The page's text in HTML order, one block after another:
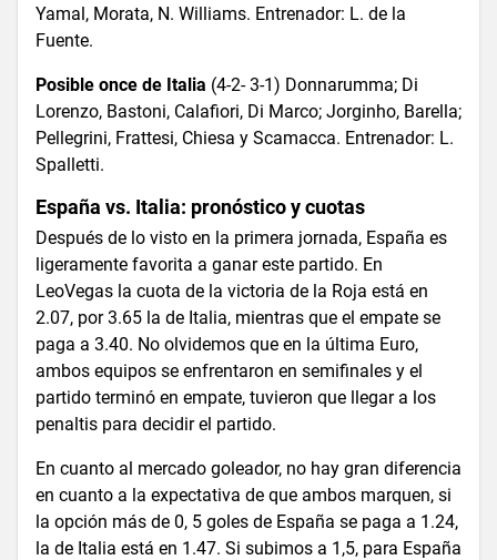
Yamal, Morata, N. Williams. Entrenador: L. de la
Fuente.
Posible once de Italia (4-2- 3-1) Donnarumma; Di
Lorenzo, Bastoni, Calafiori, Di Marco; Jorginho, Barella;
Pellegrini, Frattesi, Chiesa y Scamacca. Entrenador: L.
Spalletti.
España vs. Italia: pronóstico y cuotas
Después de lo visto en la primera jornada, España es
ligeramente favorita a ganar este partido. En
LeoVegas la cuota de la victoria de la Roja está en
2.07, por 3.65 la de Italia, mientras que el empate se
paga a 3.40. No olvidemos que en la última Euro,
ambos equipos se enfrentaron en semifinales y el
partido terminó en empate, tuvieron que llegar a los
penaltis para decidir el partido.
En cuanto al mercado goleador, no hay gran diferencia
en cuanto a la expectativa de que ambos marquen, si
la opción más de 0, 5 goles de España se paga a 1.24,
la de Italia está en 1.47. Si subimos a 1,5, para España